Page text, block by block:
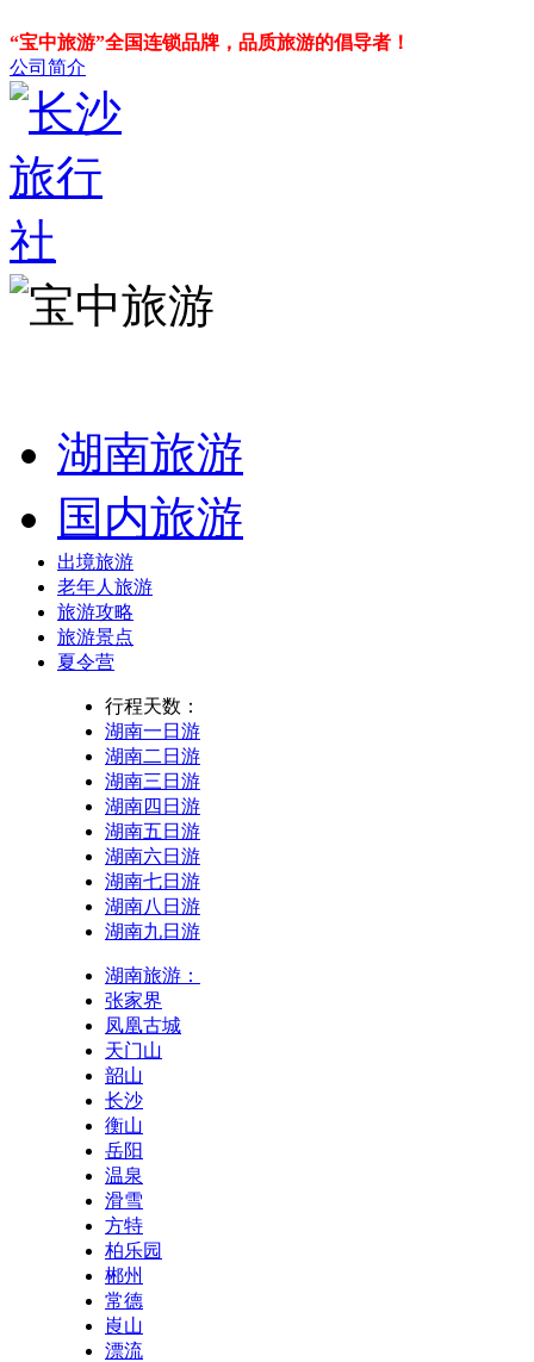
“宝中旅游”全国连锁品牌，品质旅游的倡导者！
公司简介
湖南旅游
国内旅游
出境旅游
老年人旅游
旅游攻略
旅游景点
夏令营
行程天数：
湖南一日游
湖南二日游
湖南三日游
湖南四日游
湖南五日游
湖南六日游
湖南七日游
湖南八日游
湖南九日游
湖南旅游：
张家界
凤凰古城
天门山
韶山
长沙
衡山
岳阳
温泉
滑雪
方特
柏乐园
郴州
常德
崀山
漂流